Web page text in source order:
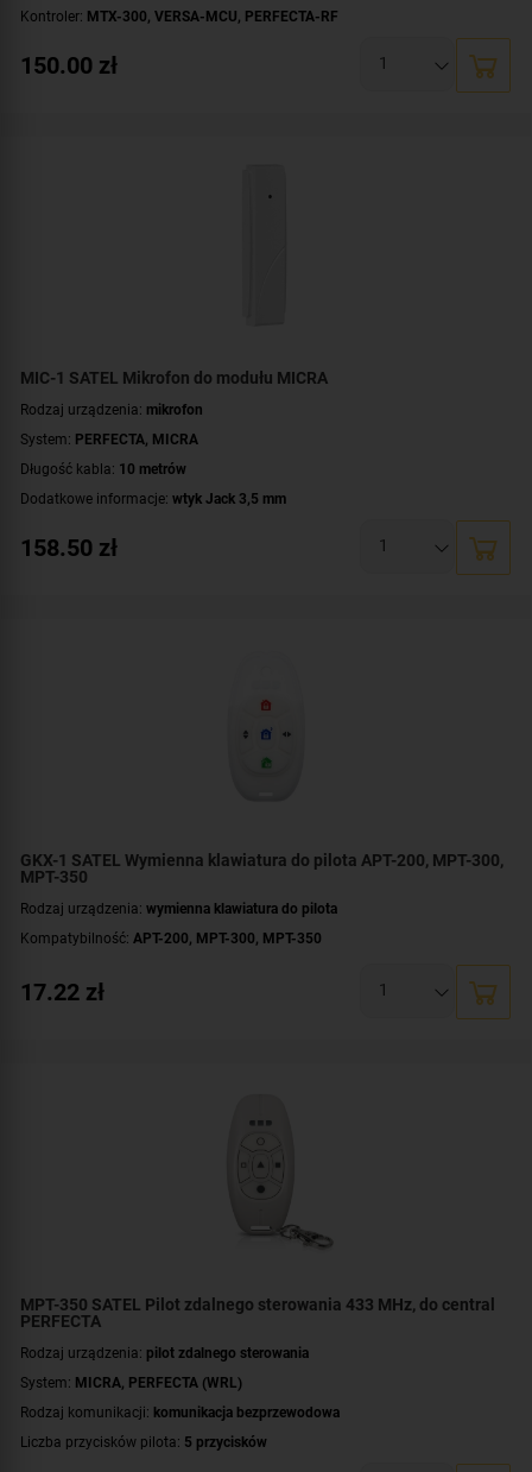
Kontroler: MTX-300 VERSA-MCU PERFECTA-RF
Zasilanie:bateryjne
150.00 zł
MIC-1 SATEL Mikrofon do modułu MICRA
Rodzaj urządzenia: mikrofon
System: PERFECTA MICRA
Długość kabla: 10 metrów
Dodatkowe informacje: wtyk Jack 3,5 mm
158.50 zł
GKX-1 SATEL Wymienna klawiatura do pilota APT-200, MPT-300,
MPT-350
Rodzaj urządzenia: wymienna klawiatura do pilota
Kompatybilność: APT-200, MPT-300, MPT-350
17.22 zł
MPT-350 SATEL Pilot zdalnego sterowania 433 MHz, do central
PERFECTA
Rodzaj urządzenia: pilot zdalnego sterowania
System: MICRA PERFECTA (WRL)
Rodzaj komunikacji: komunikacja bezprzewodowa
Liczba przycisków pilota: 5 przycisków